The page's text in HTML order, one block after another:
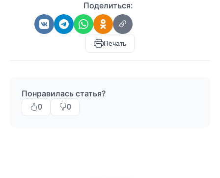
Поделиться:
Печать
Понравилась статья?
0 0